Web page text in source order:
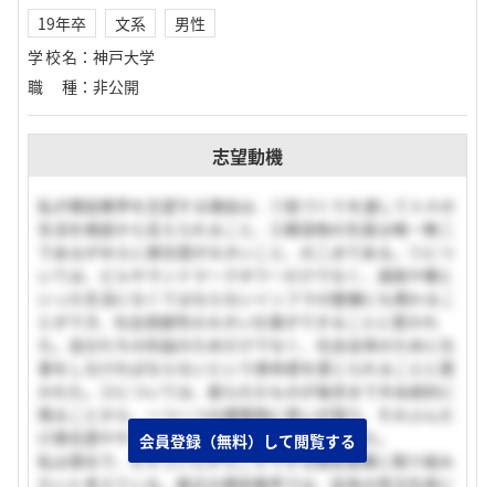
19年卒 文系
男性
学校名 ： 神戸大学
職種 ： 非公開
志望動機
私が建設業界を志望する理由は、①街づくりを通して人々の
生活を根底から支えられること、②建造物の生産は唯一無二
であるがゆえに責任感が大きいこと、の二点である。①につ
いては、ビルやランドマークタワーだけでなく、道路や橋と
いった生活になくてはならないインフラの整備にも携わるこ
とができ、社会貢献性の大きい仕事ができることに惹かれ
た。自分たちの利益のためだけでなく、社会全体のために仕
事をしなければならないという使命感を感じられることに惹
かれた。②については、創られたものが後世まで半永続的に
残ることから、一つ一つの建築物に思いが宿り、そのぶんだ
け責任感ややりがいが大きくなることに惹かれた。
私は貴社で、ゼネコンだからこそできる開発事業に取り組み
会員登録（無料）して閲覧する